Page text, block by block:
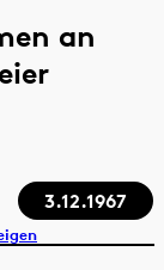
an
3.12.1967